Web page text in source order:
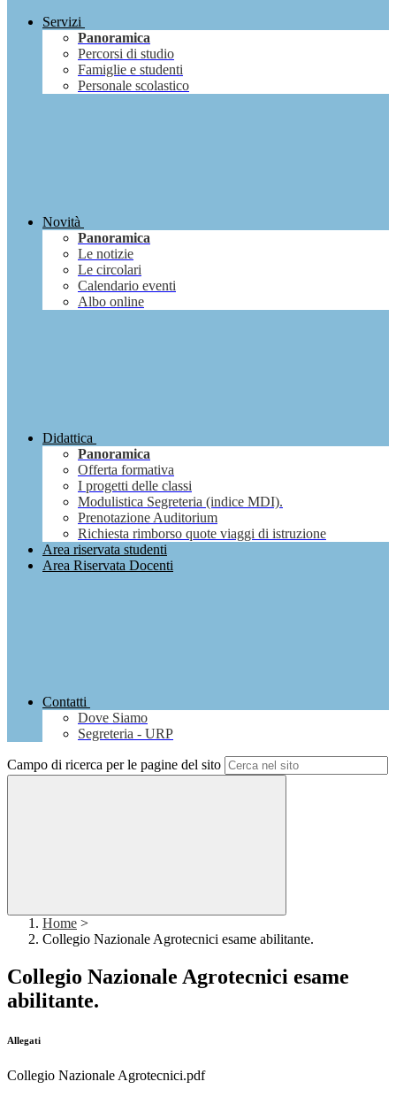
Servizi
Panoramica
Percorsi di studio
Famiglie e studenti
Personale scolastico
Novità
Panoramica
Le notizie
Le circolari
Calendario eventi
Albo online
Didattica
Panoramica
Offerta formativa
I progetti delle classi
Modulistica Segreteria (indice MDI).
Prenotazione Auditorium
Richiesta rimborso quote viaggi di istruzione
Area riservata studenti
Area Riservata Docenti
Contatti
Dove Siamo
Segreteria - URP
Campo di ricerca per le pagine del sito
Home >
Collegio Nazionale Agrotecnici esame abilitante.
Collegio Nazionale Agrotecnici esame
abilitante.
Allegati
Collegio Nazionale Agrotecnici.pdf